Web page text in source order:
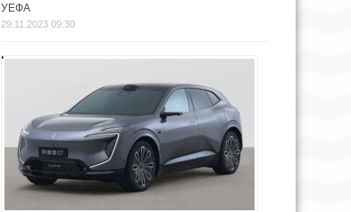
УЕФА
29.11.2023 09:30